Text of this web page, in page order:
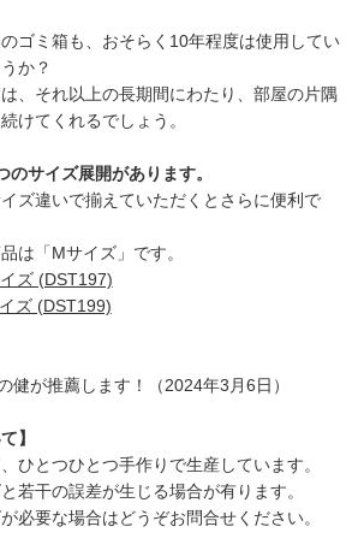
ゴミ箱も、おそらく10年程度は使用してい
か？
、それ以上の長期間にわたり、部屋の片隅
けてくれるでしょう。
のサイズ展開があります。
ズ違いで揃えていただくとさらに便利で
は「Mサイズ」です。
ズ (DST197)
ズ (DST199)
健が推薦します！（2024年3月6日）
】
ひとつひとつ手作りで生産しています。
若干の誤差が生じる場合が有ります。
必要な場合はどうぞお問合せください。